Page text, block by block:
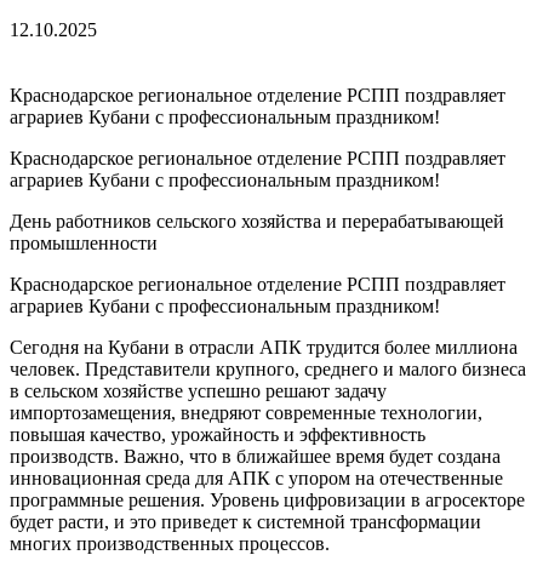
12.10.2025
Краснодарское региональное отделение РСПП поздравляет
аграриев Кубани с профессиональным праздником!
Краснодарское региональное отделение РСПП поздравляет
аграриев Кубани с профессиональным праздником!
День работников сельского хозяйства и перерабатывающей
промышленности
Краснодарское региональное отделение РСПП поздравляет
аграриев Кубани с профессиональным праздником!
Сегодня на Кубани в отрасли АПК трудится более миллиона
человек. Представители крупного, среднего и малого бизнеса
в сельском хозяйстве успешно решают задачу
импортозамещения, внедряют современные технологии,
повышая качество, урожайность и эффективность
производств. Важно, что в ближайшее время будет создана
инновационная среда для АПК с упором на отечественные
программные решения. Уровень цифровизации в агросекторе
будет расти, и это приведет к системной трансформации
многих производственных процессов.